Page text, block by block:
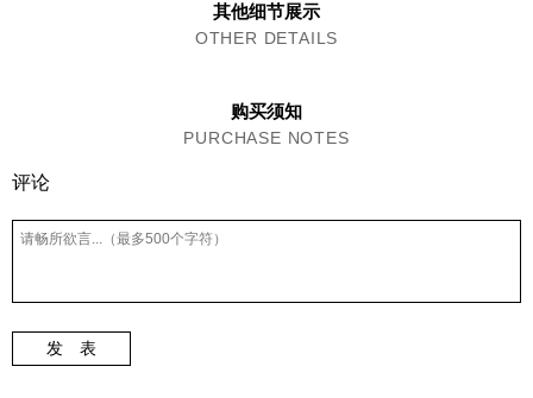
其他细节展示
OTHER DETAILS
购买须知
PURCHASE NOTES
评论
发 表